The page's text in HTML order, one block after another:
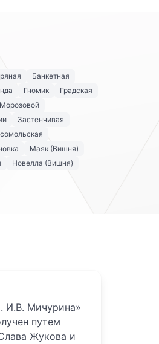
Банкетная
Гномик
Градская
Застенчивая
Маяк (Вишня)
Новелла (Вишня)
Мичурина»
путем
Жукова и